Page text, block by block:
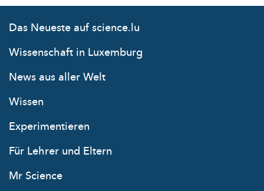
Das Neueste auf science.lu
Wissenschaft in Luxemburg
News aus aller Welt
Wissen
Experimentieren
Für Lehrer und Eltern
Mr Science